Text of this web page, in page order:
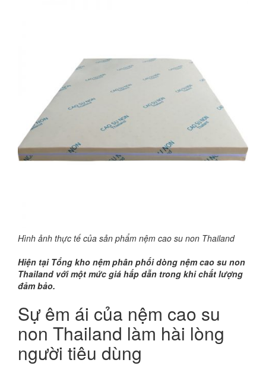
Hình ảnh thực tế của sản phẩm nệm cao su non Thailand
Hiện tại Tổng kho nệm phân phối dòng nệm cao su non
Thailand với một mức giá hấp dẫn trong khi chất lượng
đảm bảo.
Sự êm ái của nệm cao su
non Thailand làm hài lòng
người tiêu dùng